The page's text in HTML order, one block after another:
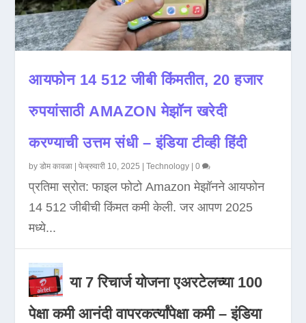
आयफोन 14 512 जीबी किंमतीत, 20 हजार
रुपयांसाठी AMAZON मेझॉन खरेदी
करण्याची उत्तम संधी – इंडिया टीव्ही हिंदी
byडोम कावळा |फेब्रुवारी 10, 2025 |Technology |0
प्रतिमा स्रोत: फाइल फोटो Amazon मेझॉनने आयफोन
14 512 जीबीची किंमत कमी केली. जर आपण 2025
मध्ये...
या 7 रिचार्ज योजना एअरटेलच्या 100
पेक्षा कमी आनंदी वापरकर्त्यांपेक्षा कमी – इंडिया